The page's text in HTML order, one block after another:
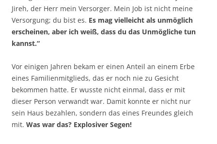
Jireh, der Herr mein Versorger. Mein Job ist nicht meine
Versorgung; du bist es. Es mag vielleicht als unmöglich
erscheinen, aber ich weiß, dass du das Unmögliche tun
kannst.“
Vor einigen Jahren bekam er einen Anteil an einem Erbe
eines Familienmitglieds, das er noch nie zu Gesicht
bekommen hatte. Er wusste nicht einmal, dass er mit
dieser Person verwandt war. Damit konnte er nicht nur
sein Haus bezahlen, sondern das eines Freundes gleich
mit. Was war das? Explosiver Segen!